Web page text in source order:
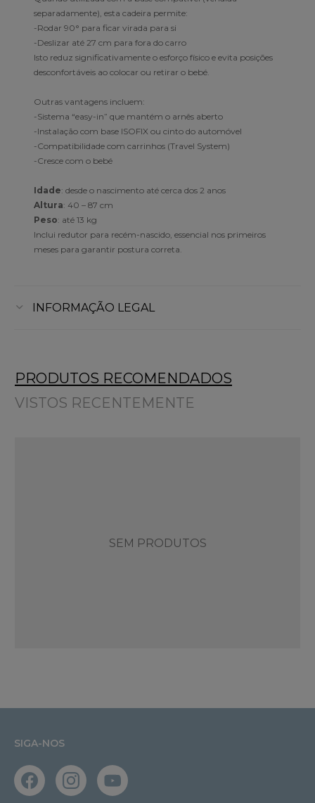
separadamente), esta cadeira permite:
-Rodar 90° para ficar virada para si
-Deslizar até 27 cm para fora do carro
Isto reduz significativamente o esforço físico e evita posições
desconfortáveis ao colocar ou retirar o bebé.
Outras vantagens incluem:
-Sistema “easy-in” que mantém o arnês aberto
-Instalação com base ISOFIX ou cinto do automóvel
-Compatibilidade com carrinhos (Travel System)
-Cresce com o bebé
Idade: desde o nascimento até cerca dos 2 anos
Altura: 40 – 87 cm
Peso: até 13 kg
Inclui redutor para recém-nascido, essencial nos primeiros
meses para garantir postura correta.
INFORMAÇÃO LEGAL
PRODUTOS RECOMENDADOS
VISTOS RECENTEMENTE
SEM PRODUTOS
SIGA-NOS